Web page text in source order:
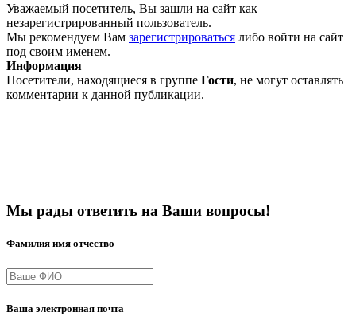
Уважаемый посетитель, Вы зашли на сайт как
незарегистрированный пользователь.
Мы рекомендуем Вам зарегистрироваться либо войти на сайт
под своим именем.
Информация
Посетители, находящиеся в группе Гости, не могут оставлять
комментарии к данной публикации.
Мы рады ответить на Ваши вопросы!
Фамилия имя отчество
Ваша электронная почта